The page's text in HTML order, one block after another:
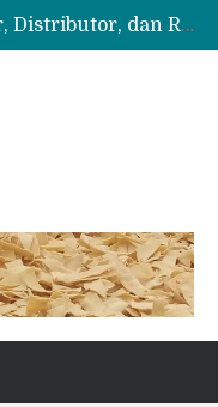
Pusatnya Agen, Grosir, Distributor, dan Reseller Puyur Koin
1 Ball 5 kg